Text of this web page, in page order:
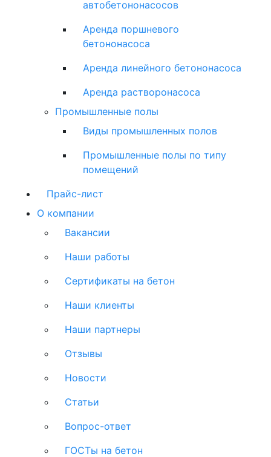
автобетононасосов
Аренда поршневого
бетононасоса
Аренда линейного бетононасоса
Аренда растворонасоса
Промышленные полы
Виды промышленных полов
Промышленные полы по типу
помещений
Прайс-лист
О компании
Вакансии
Наши работы
Сертификаты на бетон
Наши клиенты
Наши партнеры
Отзывы
Новости
Статьи
Вопрос-ответ
ГОСТы на бетон